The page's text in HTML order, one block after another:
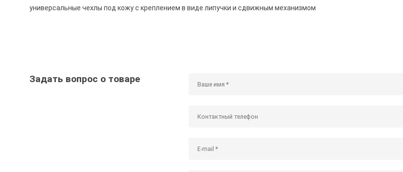
универсальные чехлы под кожу с креплением в виде липучки и сдвижным механизмом
Задать вопрос о товаре